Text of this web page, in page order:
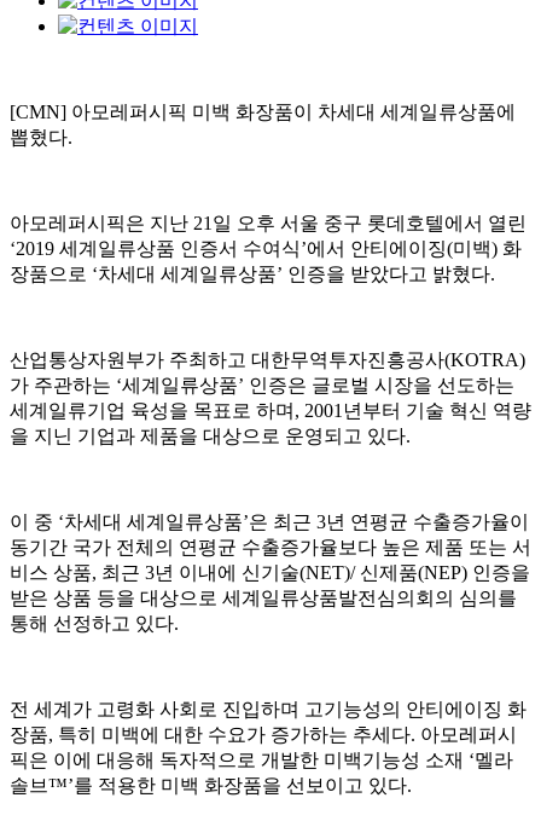
[CMN] 아모레퍼시픽 미백 화장품이 차세대 세계일류상품에
뽑혔다.
아모레퍼시픽은 지난 21일 오후 서울 중구 롯데호텔에서 열린
‘2019 세계일류상품 인증서 수여식’에서 안티에이징(미백) 화
장품으로 ‘차세대 세계일류상품’ 인증을 받았다고 밝혔다.
산업통상자원부가 주최하고 대한무역투자진흥공사(KOTRA)
가 주관하는 ‘세계일류상품’ 인증은 글로벌 시장을 선도하는
세계일류기업 육성을 목표로 하며, 2001년부터 기술 혁신 역량
을 지닌 기업과 제품을 대상으로 운영되고 있다.
이 중 ‘차세대 세계일류상품’은 최근 3년 연평균 수출증가율이
동기간 국가 전체의 연평균 수출증가율보다 높은 제품 또는 서
비스 상품, 최근 3년 이내에 신기술(NET)/ 신제품(NEP) 인증을
받은 상품 등을 대상으로 세계일류상품발전심의회의 심의를
통해 선정하고 있다.
전 세계가 고령화 사회로 진입하며 고기능성의 안티에이징 화
장품, 특히 미백에 대한 수요가 증가하는 추세다. 아모레퍼시
픽은 이에 대응해 독자적으로 개발한 미백기능성 소재 ‘멜라
솔브™’를 적용한 미백 화장품을 선보이고 있다.